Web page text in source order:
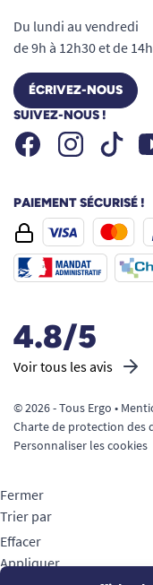
Du lundi au vendredi
de 9h à 12h30 et de
ÉCRIVEZ-NOUS
SUIVEZ-NOUS !
FacebookInstagram
PAIEMENT SÉCURISÉ !
4.8/5
Voir tous les avis
© 2026 - Tous Ergo •
Charte de protection des
Personnaliser les cookies
Fermer
Trier par
Effacer
Appliquer